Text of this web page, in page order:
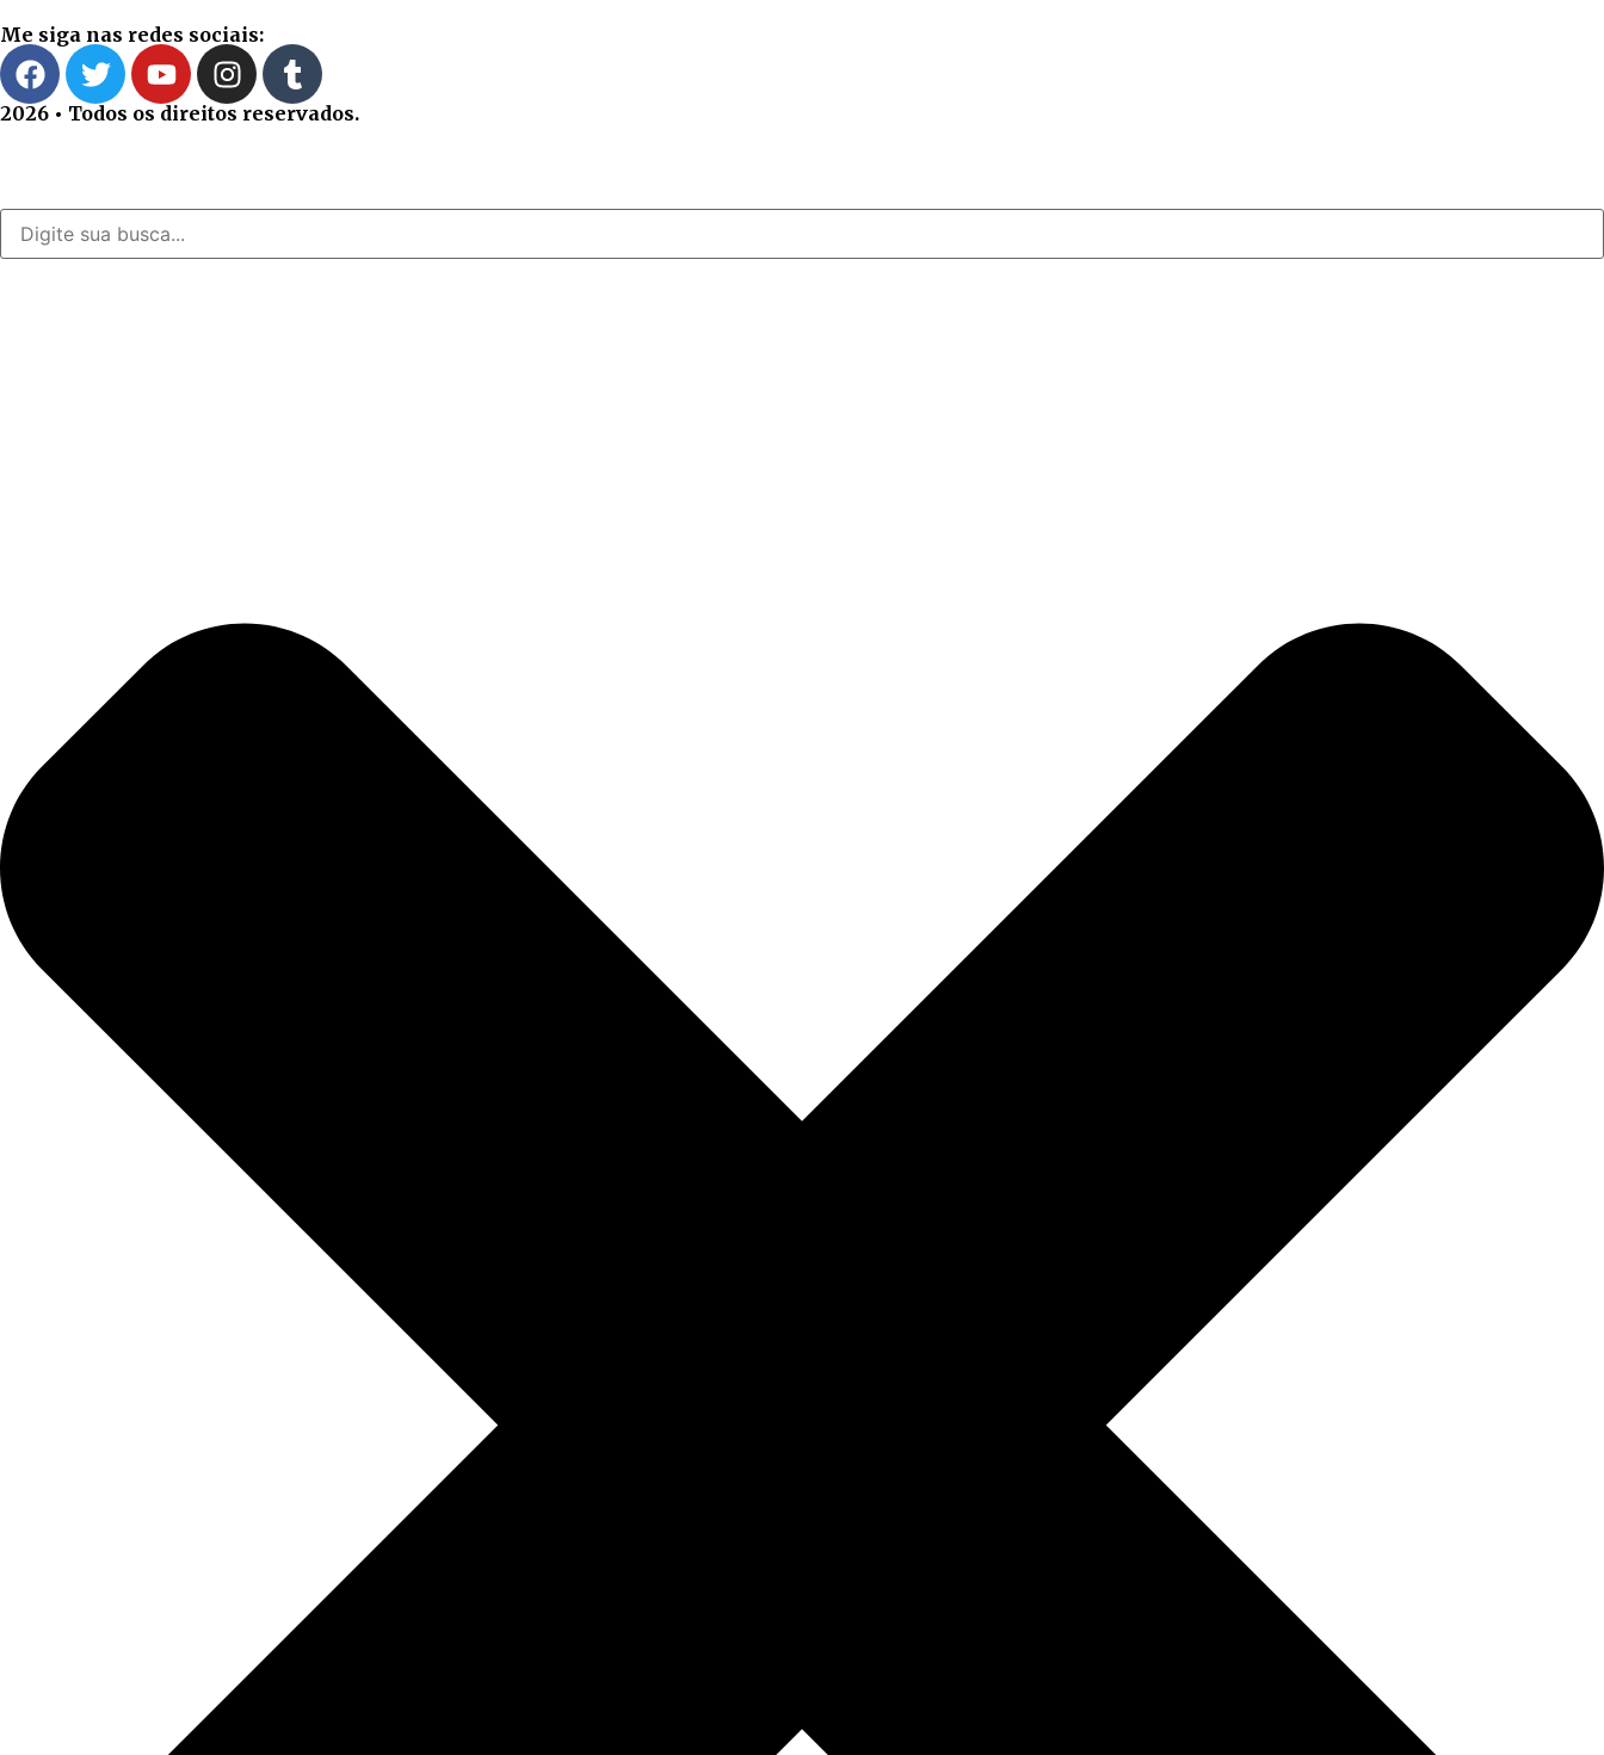
Me siga nas redes sociais:
2026 • Todos os direitos reservados.